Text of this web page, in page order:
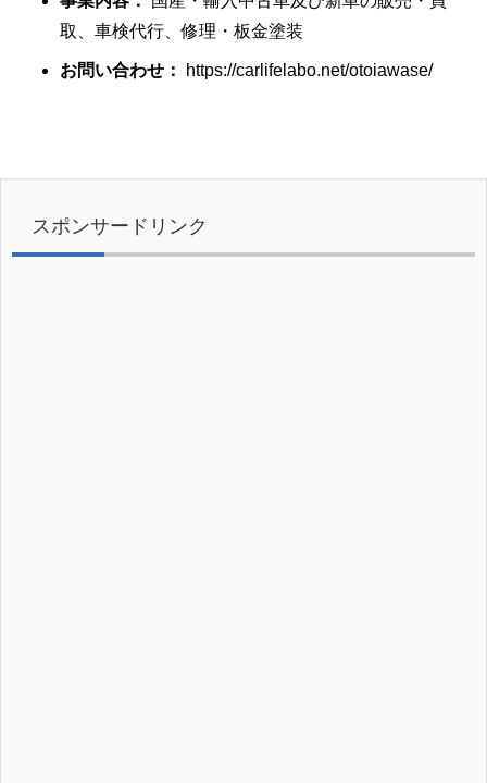
取、車検代行、修理・板金塗装
お問い合わせ： https://carlifelabo.net/otoiawase/
スポンサードリンク